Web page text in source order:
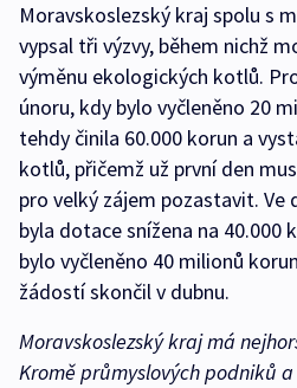
Moravskoslezský kraj spolu s
vypsal tři výzvy, během nichž
výměnu ekologických kotlů.
únoru, kdy bylo vyčleněno 20
tehdy činila 60.000 korun a
kotlů, přičemž už první den
pro velký zájem pozastavit. Ve
byla dotace snížena na 40.000
bylo vyčleněno 40 milionů
žádostí skončil v dubnu.
Moravskoslezský kraj má
Kromě průmyslových podniků